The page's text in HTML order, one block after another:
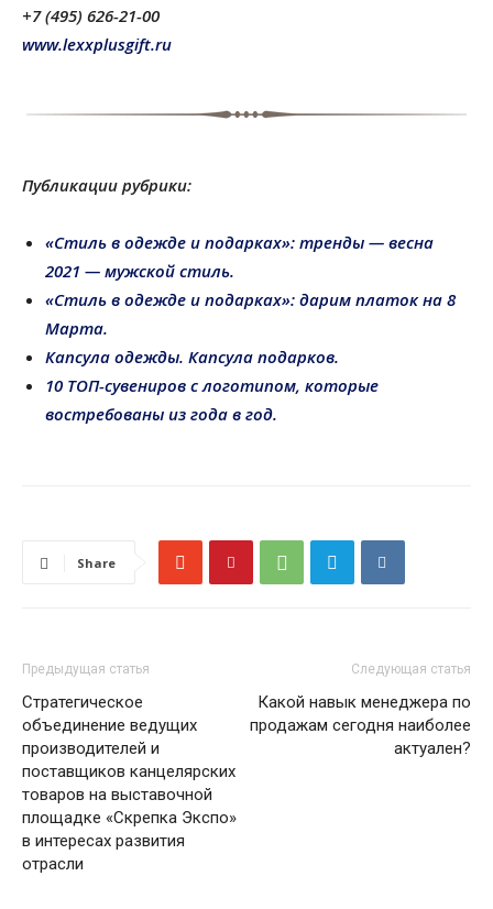
+7 (495) 626-21-00
www.lexxplusgift.ru
Публикации рубрики:
«Стиль в одежде и подарках»: тренды — весна
2021 — мужской стиль.
«Стиль в одежде и подарках»: дарим платок на 8
Марта.
Капсула одежды. Капсула подарков.
10 ТОП-сувениров с логотипом, которые
востребованы из года в год.
Share
Предыдущая статья
Стратегическое
объединение ведущих
производителей и
поставщиков канцелярских
товаров на выставочной
площадке «Скрепка Экспо»
в интересах развития
отрасли
Следующая статья
Какой навык менеджера по
продажам сегодня наиболее
актуален?